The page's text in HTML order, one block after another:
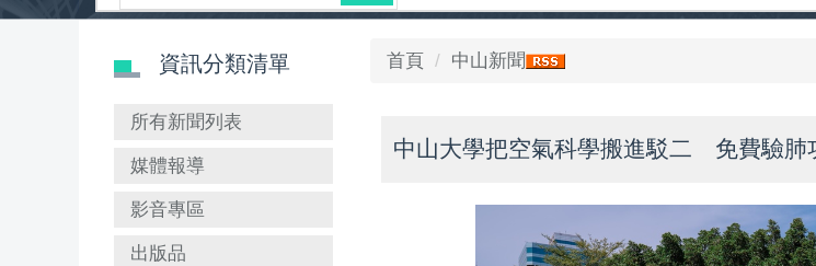
資訊分類清單
所有新聞列表
媒體報導
影音專區
出版品
首頁 中山新聞
中山大學把空氣科學搬進駁二 免費驗肺